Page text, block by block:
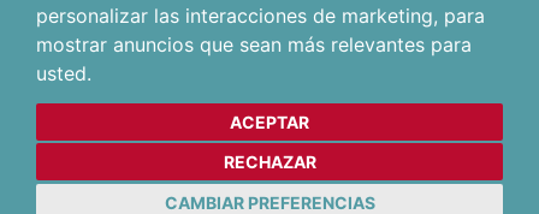
personalizar las interacciones de marketing, para
mostrar anuncios que sean más relevantes para
usted.
ACEPTAR
RECHAZAR
CAMBIAR PREFERENCIAS